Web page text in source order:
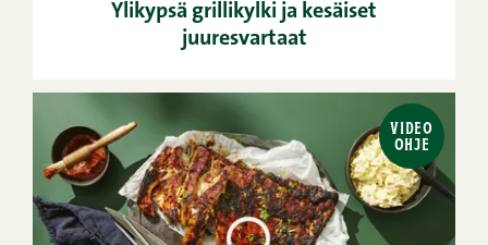
Ylikypsä grillikylki ja kesäiset
juuresvartaat
VIDEO
OHJE